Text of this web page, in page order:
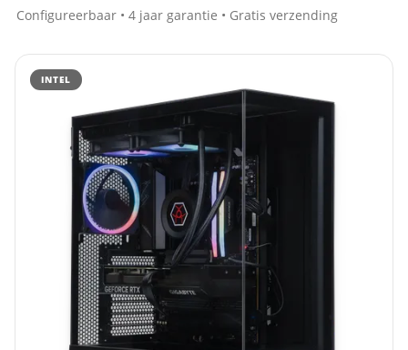
Configureerbaar • 4 jaar garantie • Gratis verzending
INTEL